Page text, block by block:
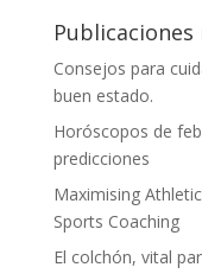
Consejos para
buen estado.
Horóscopos de
predicciones
Maximising
Sports Coaching
El colchón, vital